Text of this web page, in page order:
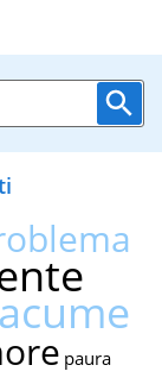
acume
paura